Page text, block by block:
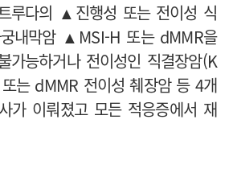
루다의 ▲진행성 또는 전이성 식
내막암 ▲MSI-H 또는 dMMR을
가능하거나 전이성인 직결장암(K
는 dMMR 전이성 췌장암 등 4개
가 이뤄졌고 모든 적응증에서 재